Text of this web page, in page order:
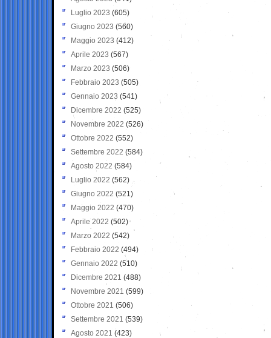
Luglio 2023 (605)
Giugno 2023 (560)
Maggio 2023 (412)
Aprile 2023 (567)
Marzo 2023 (506)
Febbraio 2023 (505)
Gennaio 2023 (541)
Dicembre 2022 (525)
Novembre 2022 (526)
Ottobre 2022 (552)
Settembre 2022 (584)
Agosto 2022 (584)
Luglio 2022 (562)
Giugno 2022 (521)
Maggio 2022 (470)
Aprile 2022 (502)
Marzo 2022 (542)
Febbraio 2022 (494)
Gennaio 2022 (510)
Dicembre 2021 (488)
Novembre 2021 (599)
Ottobre 2021 (506)
Settembre 2021 (539)
Agosto 2021 (423)